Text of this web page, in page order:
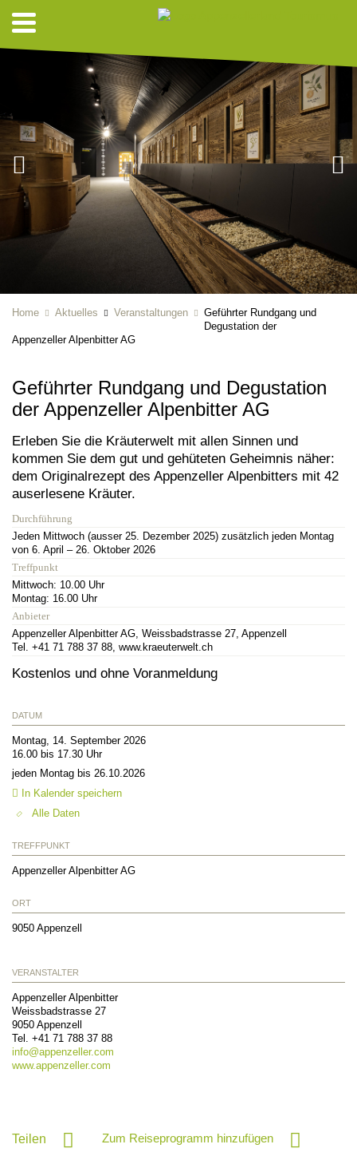
Home Aktuelles Veranstaltungen
Geführter Rundgang und
Degustation der
Appenzeller Alpenbitter AG
Geführter Rundgang und Degustation
der Appenzeller Alpenbitter AG
Erleben Sie die Kräuterwelt mit allen Sinnen und
kommen Sie dem gut und gehüteten Geheimnis näher:
dem Originalrezept des Appenzeller Alpenbitters mit 42
auserlesene Kräuter.
Durchführung
Jeden Mittwoch (ausser 25. Dezember 2025) zusätzlich jeden Montag
von 6. April – 26. Oktober 2026
Treffpunkt
Mittwoch: 10.00 Uhr
Montag: 16.00 Uhr
Anbieter
Appenzeller Alpenbitter AG, Weissbadstrasse 27, Appenzell
Tel. +41 71 788 37 88, www.kraeuterwelt.ch
Kostenlos und ohne Voranmeldung
DATUM
Montag, 14. September 2026
16.00 bis 17.30 Uhr
jeden Montag bis 26.10.2026
In Kalender speichern
Alle Daten
TREFFPUNKT
Appenzeller Alpenbitter AG
ORT
9050 Appenzell
VERANSTALTER
Appenzeller Alpenbitter
Weissbadstrasse 27
9050 Appenzell
Tel. +41 71 788 37 88
info@appenzeller.com
www.appenzeller.com
Teilen Zum Reiseprogramm hinzufügen